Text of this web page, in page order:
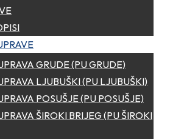
GRUDE (PU GRUDE)
LJUBUŠKI (PU LJUBUŠKI)
POSUŠJE (PU POSUŠJE)
ŠIROKI BRIJEG (PU ŠIROKI